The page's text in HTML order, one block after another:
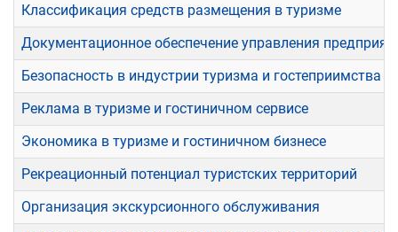
Классификация средств размещения в туризме
Документационное обеспечение управления
Безопасность в индустрии туризма и гостеприимства
Реклама в туризме и гостиничном сервисе
Экономика в туризме и гостиничном бизнесе
Рекреационный потенциал туристских территорий
Организация экскурсионного обслуживания